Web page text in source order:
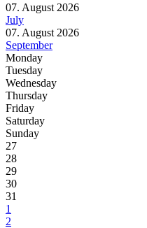
07. August 2026
July
07. August 2026
September
Monday
Tuesday
Wednesday
Thursday
Friday
Saturday
Sunday
27
28
29
30
31
1
2